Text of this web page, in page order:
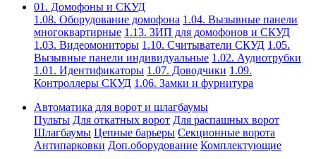
01. Домофоны и СКУД
1.08. Оборудование домофона 1.04. Вызывные панели
многоквартирные 1.13. ЗИП для домофонов и СКУД
1.03. Видеомониторы 1.10. Считыватели СКУД 1.05.
Вызывные панели индивидуальные 1.02. Аудиотрубки
1.01. Идентификаторы 1.07. Доводчики 1.09.
Контроллеры СКУД 1.06. Замки и фурнитура
Автоматика для ворот и шлагбаумы
Пульты Для откатных ворот Для распашных ворот
Шлагбаумы Цепные барьеры Секционные ворота
Антипарковки Доп.оборудование Комплектующие